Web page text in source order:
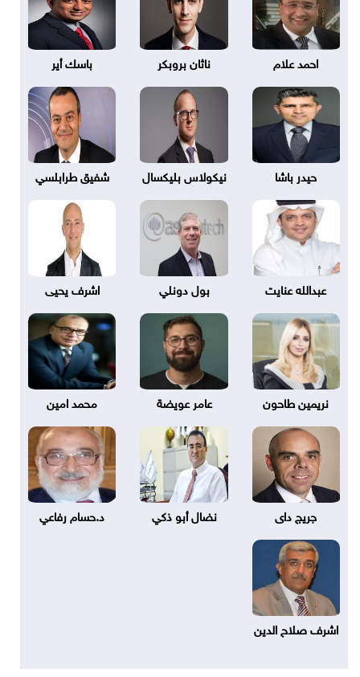
احمد علام ناثان بروبكر باسك أير
حيدر باشا نيكولاس بليكسال شفيق طرابلسي
عبدالله عنايت بول دونلي اشرف يحيى
نريمين طاحون عامر عويضة محمد امين
جريج داى نضال أبو ذكي د.حسام رفاعي
اشرف صلاح الدين